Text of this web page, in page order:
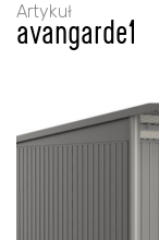
Artykuł
avangarde1